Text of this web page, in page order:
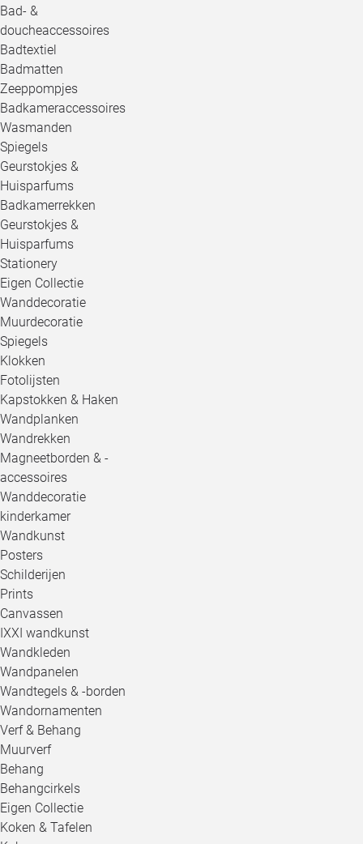
Bad- &
doucheaccessoires
Badtextiel
Badmatten
Zeeppompjes
Badkameraccessoires
Wasmanden
Spiegels
Geurstokjes &
Huisparfums
Badkamerrekken
Geurstokjes &
Huisparfums
Stationery
Eigen Collectie
Wanddecoratie
Muurdecoratie
Spiegels
Klokken
Fotolijsten
Kapstokken & Haken
Wandplanken
Wandrekken
Magneetborden & -
accessoires
Wanddecoratie
kinderkamer
Wandkunst
Posters
Schilderijen
Prints
Canvassen
IXXI wandkunst
Wandkleden
Wandpanelen
Wandtegels & -borden
Wandornamenten
Verf & Behang
Muurverf
Behang
Behangcirkels
Eigen Collectie
Koken & Tafelen